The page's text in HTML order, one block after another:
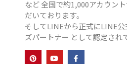
など 全国で約1,000アカウン
だいております。
そしてLINEから正式にLINE
ズパートナー として認定され